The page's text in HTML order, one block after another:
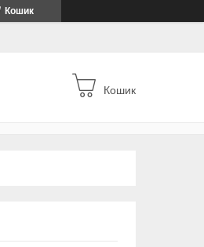
Кошик
Кошик